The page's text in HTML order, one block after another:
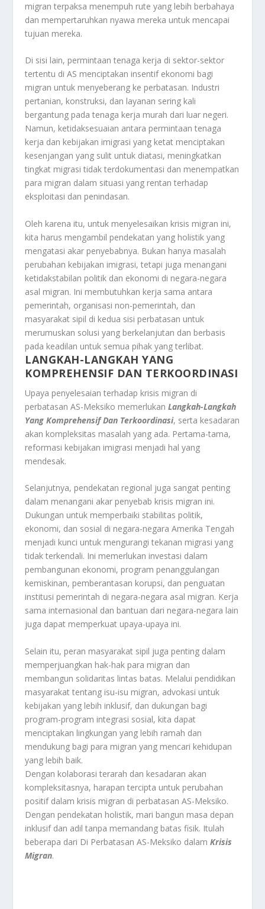
migran terpaksa menempuh rute yang lebih berbahaya
dan mempertaruhkan nyawa mereka untuk mencapai
tujuan mereka.
Di sisi lain, permintaan tenaga kerja di sektor-sektor
tertentu di AS menciptakan insentif ekonomi bagi
migran untuk menyeberang ke perbatasan. Industri
pertanian, konstruksi, dan layanan sering kali
bergantung pada tenaga kerja murah dari luar negeri.
Namun, ketidaksesuaian antara permintaan tenaga
kerja dan kebijakan imigrasi yang ketat menciptakan
kesenjangan yang sulit untuk diatasi, meningkatkan
tingkat migrasi tidak terdokumentasi dan menempatkan
para migran dalam situasi yang rentan terhadap
eksploitasi dan penindasan.
Oleh karena itu, untuk menyelesaikan krisis migran ini,
kita harus mengambil pendekatan yang holistik yang
mengatasi akar penyebabnya. Bukan hanya masalah
perubahan kebijakan imigrasi, tetapi juga menangani
ketidakstabilan politik dan ekonomi di negara-negara
asal migran. Ini membutuhkan kerja sama antara
pemerintah, organisasi non-pemerintah, dan
masyarakat sipil di kedua sisi perbatasan untuk
merumuskan solusi yang berkelanjutan dan berbasis
pada keadilan untuk semua pihak yang terlibat.
LANGKAH-LANGKAH YANG
KOMPREHENSIF DAN TERKOORDINASI
Upaya penyelesaian terhadap krisis migran di
perbatasan AS-Meksiko memerlukanLangkah-Langkah
Yang Komprehensif Dan Terkoordinasi, serta kesadaran
akan kompleksitas masalah yang ada. Pertama-tama,
reformasi kebijakan imigrasi menjadi hal yang
mendesak.
Selanjutnya, pendekatan regional juga sangat penting
dalam menangani akar penyebab krisis migran ini.
Dukungan untuk memperbaiki stabilitas politik,
ekonomi, dan sosial di negara-negara Amerika Tengah
menjadi kunci untuk mengurangi tekanan migrasi yang
tidak terkendali. Ini memerlukan investasi dalam
pembangunan ekonomi, program penanggulangan
kemiskinan, pemberantasan korupsi, dan penguatan
institusi pemerintah di negara-negara asal migran. Kerja
sama internasional dan bantuan dari negara-negara lain
juga dapat memperkuat upaya-upaya ini.
Selain itu, peran masyarakat sipil juga penting dalam
memperjuangkan hak-hak para migran dan
membangun solidaritas lintas batas. Melalui pendidikan
masyarakat tentang isu-isu migran, advokasi untuk
kebijakan yang lebih inklusif, dan dukungan bagi
program-program integrasi sosial, kita dapat
menciptakan lingkungan yang lebih ramah dan
mendukung bagi para migran yang mencari kehidupan
yang lebih baik.
Dengan kolaborasi terarah dan kesadaran akan
kompleksitasnya, harapan tercipta untuk perubahan
positif dalam krisis migran di perbatasan AS-Meksiko.
Dengan pendekatan holistik, mari bangun masa depan
inklusif dan adil tanpa memandang batas fisik. Itulah
beberapa dari Di Perbatasan AS-Meksiko dalamKrisis
Migran.